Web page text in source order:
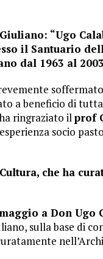
“Ugo
il Santuario
dal 1963 al
a beneficio di
ringraziato ilprof
socio
che ha
a Don Ugo
sulla base di